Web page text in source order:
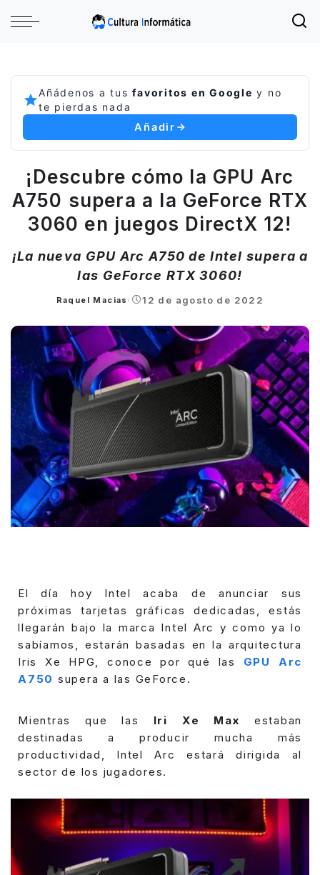
Añádenos a tusfavoritos en Google y no
te pierdas nada
Añadir
¡Descubre cómo la GPU Arc
A750 supera a la GeForce RTX
3060 en juegos DirectX 12!
¡La nueva GPU Arc A750 de Intel supera a
las GeForce RTX 3060!
Posted
Raquel Macias 12 de agosto de 2022
El día hoy Intel acaba de anunciar sus
próximas tarjetas gráficas dedicadas, estás
llegarán bajo la marca Intel Arc y como ya lo
sabíamos, estarán basadas en la arquitectura
Iris Xe HPG, conoce por qué las GPU Arc
A750 supera a las GeForce.
Mientras que las Iri Xe Max estaban
destinadas a producir mucha más
productividad, Intel Arc estará dirigida al
sector de los jugadores.